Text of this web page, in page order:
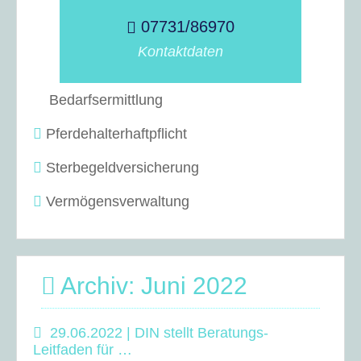
07731/86970
Kontaktdaten
Bedarfsermittlung
Pferdehalterhaftpflicht
Sterbegeldversicherung
Vermögensverwaltung
Archiv: Juni 2022
29.06.2022 | DIN stellt Beratungs-
Leitfaden für …